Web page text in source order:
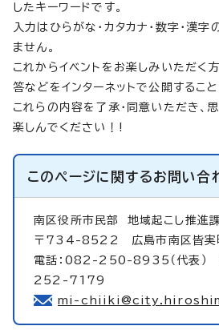
したキーワードです。
入力はひらがな・カタカナ・数字・漢字
ません。
これからイベントをお楽しみいただく
答などをインターネットで公開すること
これらの内容を了承・同意いただき、
楽しんでください！!
このページに関するお問い合
南区役所市民部 地域起こし推進
〒734-8522 広島市南区皆実
電話：082-250-8935（代表）
252-7179
mi-